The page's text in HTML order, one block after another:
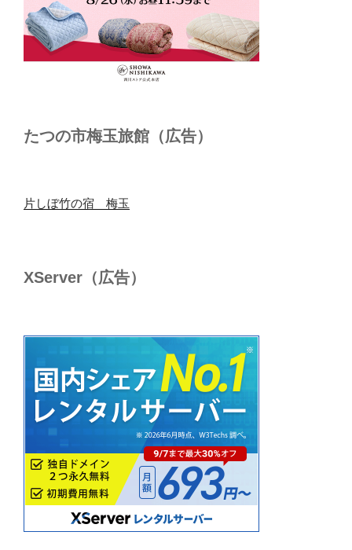
たつの市梅玉旅館（広告）
片しぼ竹の宿 梅玉
XServer（広告）